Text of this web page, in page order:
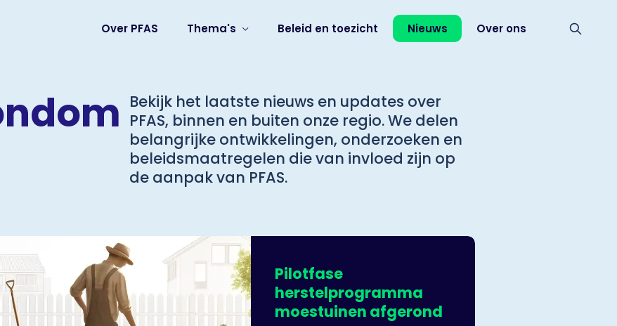
Over PFAS Thema's Beleid en toezicht Nieuws Over ons
Bekijk het laatste nieuws en updates over
PFAS, binnen en buiten onze regio. We delen
belangrijke ontwikkelingen, onderzoeken en
beleidsmaatregelen die van invloed zijn op
de aanpak van PFAS.
Pilotfase
herstelprogramma
moestuinen afgerond